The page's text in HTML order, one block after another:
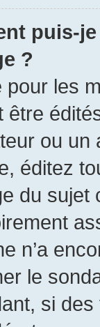
puis-
?
pour les
être
ou un
éditez
du sujet
n’a
le
si